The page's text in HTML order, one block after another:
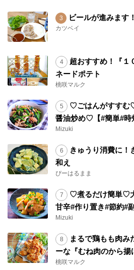
ビールが進みます
カツベイ
超おすすめ！『１
ネードポテト
桃咲マルク
♡ごはんがすすむ
醤油炒め♡【#簡単#時
Mizuki
きゅうり消費に！
和え
ぴーはるまま
♡煮るだけ簡単♡
甘辛#作り置き#節約#副
Mizuki
まるで鶏もも肉
ーな『むね肉のから揚
桃咲マルク